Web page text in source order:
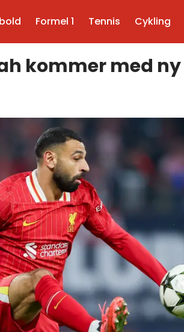
Formel 1 Tennis Cykling
kommer med